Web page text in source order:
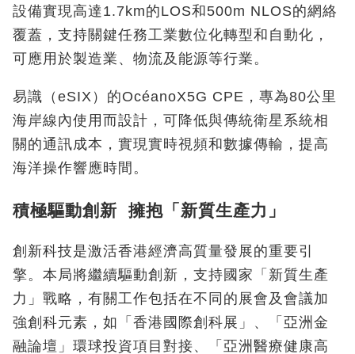
設備實現高達1.7km的LOS和500m NLOS的網絡
覆蓋，支持關鍵任務工業數位化轉型和自動化，
可應用於製造業、物流及能源等行業。
易識（eSIX）的OcéanoX5G CPE，專為80公里
海岸線內使用而設計，可降低與傳統衛星系統相
關的通訊成本，實現實時視頻和數據傳輸，提高
海洋操作響應時間。
積極驅動創新 擁抱「新質生產力」
創新科技是激活香港經濟高質量發展的重要引
擎。本局將繼續驅動創新，支持國家「新質生產
力」戰略，有關工作包括在不同的展會及會議加
強創科元素，如「香港國際創科展」、「亞洲金
融論壇」環球投資項目對接、「亞洲醫療健康高